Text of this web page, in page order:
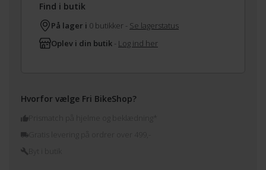
Find i butik
På lager i 0 butikker - Se lagerstatus
Oplev i din butik - Log ind her
Hvorfor vælge Fri BikeShop?
Prismatch på hjelme og beklædning*